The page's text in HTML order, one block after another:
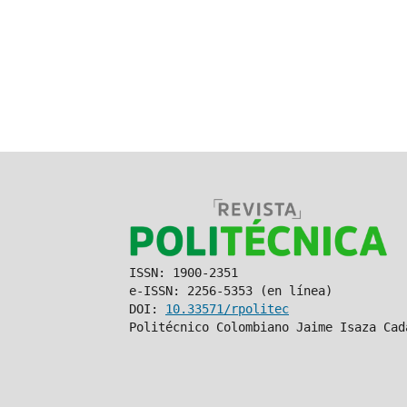
ISSN: 1900-2351
e-ISSN: 2256-5353 (en línea)
DOI: 10.33571/rpolitec
Politécnico Colombiano Jaime Isaza